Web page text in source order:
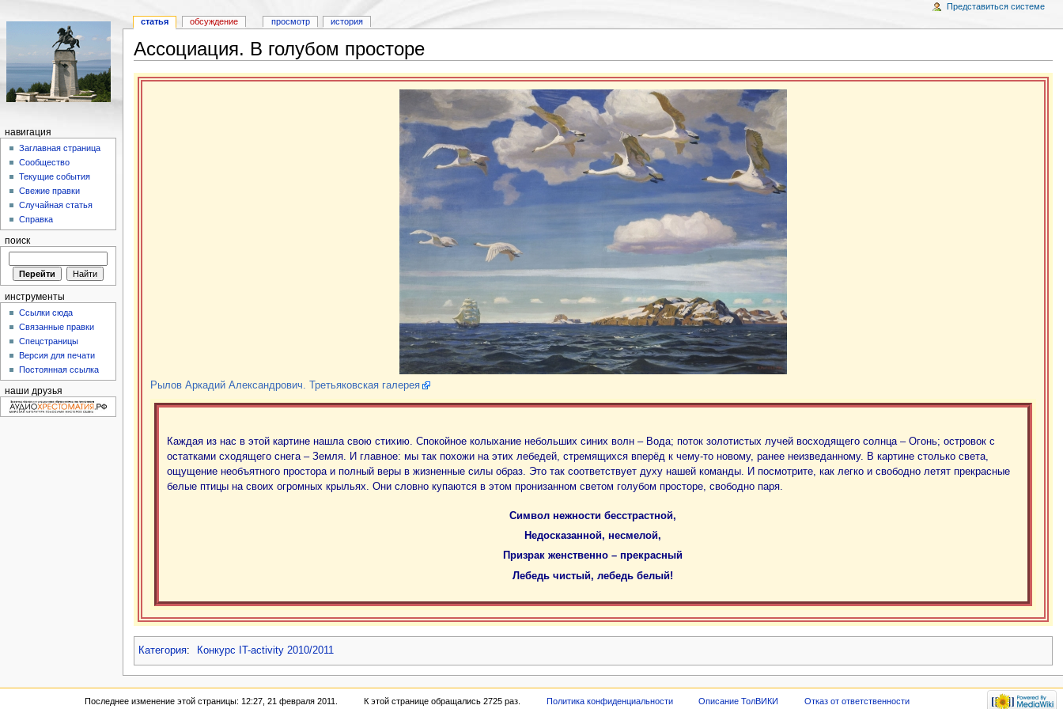
Ассоциация. В голубом просторе
Рылов Аркадий Александрович. Третьяковская галерея
Каждая из нас в этой картине нашла свою стихию. Спокойное колыхание небольших синих волн – Вода; поток золотистых лучей восходящего солнца – Огонь; островок с
остатками сходящего снега – Земля. И главное: мы так похожи на этих лебедей, стремящихся вперёд к чему-то новому, ранее неизведанному. В картине столько света,
ощущение необъятного простора и полный веры в жизненные силы образ. Это так соответствует духу нашей команды. И посмотрите, как легко и свободно летят прекрасные
белые птицы на своих огромных крыльях. Они словно купаются в этом пронизанном светом голубом просторе, свободно паря.
Символ нежности бесстрастной,
Недосказанной, несмелой,
Призрак женственно – прекрасный
Лебедь чистый, лебедь белый!
Категория: Конкурс IT-activity 2010/2011
статья обсуждение просмотр история
Представиться системе
навигация
Заглавная страница
Сообщество
Текущие события
Свежие правки
Случайная статья
Справка
поиск
инструменты
Ссылки сюда
Связанные правки
Спецстраницы
Версия для печати
Постоянная ссылка
наши друзья
Последнее изменение этой страницы: 12:27, 21 февраля 2011. К этой странице обращались 2725 раз. Политика конфиденциальности Описание ТолВИКИ Отказ от ответственности